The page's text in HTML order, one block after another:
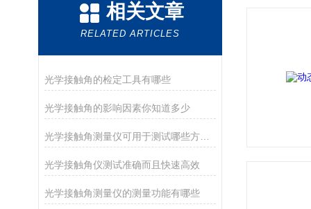
相关文章
RELATED ARTICLES
光学接触角的检定工具有哪些
光学接触角的影响因素你知道多少
光学接触角测量仪可用于测试哪些方面？
光学接触角仪测试准确而且快速高效
光学接触角测量仪的测量功能有哪些